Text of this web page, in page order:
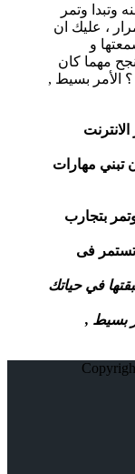
تبني مهارات
بتجارب
تستمر فى
في حياتك
بسيط ,